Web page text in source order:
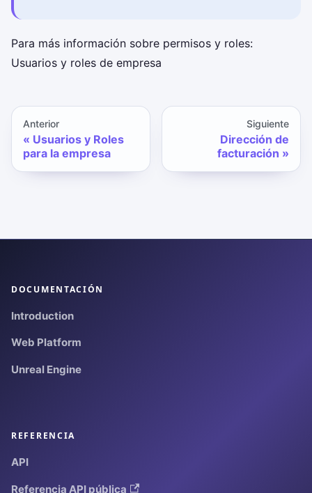
Para más información sobre permisos y roles:
Usuarios y roles de empresa
Anterior
Usuarios y Roles
para la empresa
Siguiente
Dirección de
facturación
DOCUMENTACIÓN
Introduction
Web Platform
Unreal Engine
REFERENCIA
API
Referencia API pública